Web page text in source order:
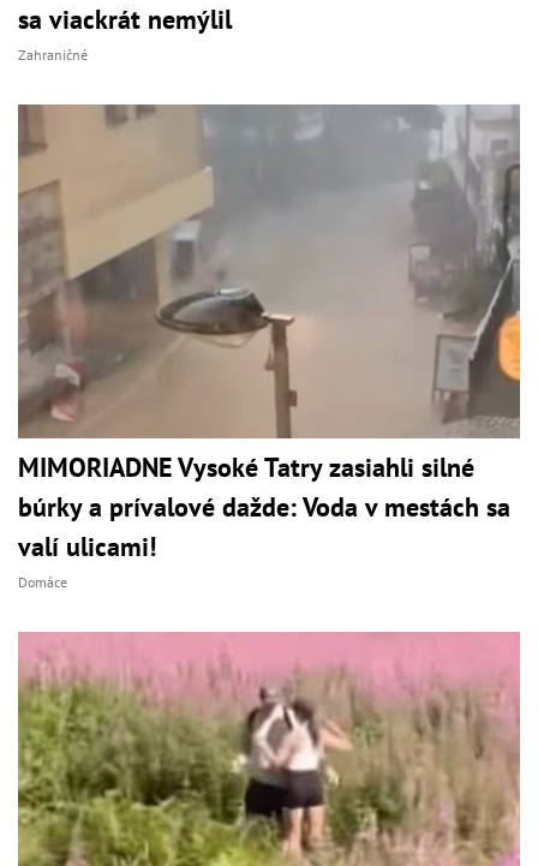
sa viackrát nemýlil
Zahraničné
MIMORIADNE Vysoké Tatry zasiahli silné
búrky a prívalové dažde: Voda v mestách sa
valí ulicami!
Domáce